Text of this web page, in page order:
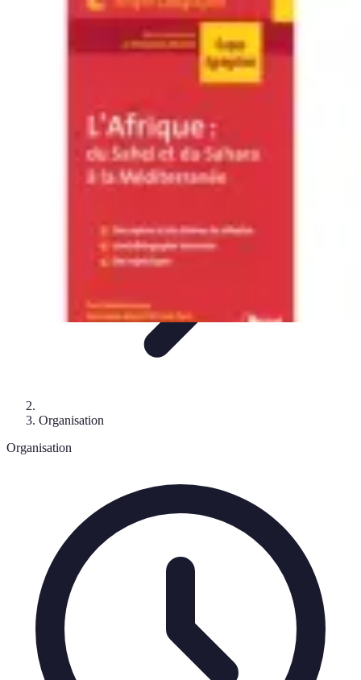
Discours et vœux Cadeaux et
Activités et animations
Organisation
Organisation